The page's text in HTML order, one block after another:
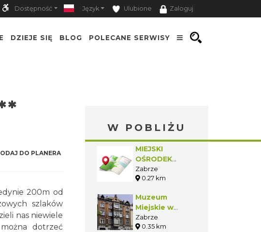
Dostępność Język Ulubione Zaloguj
DZIEJE SIĘ BLOG POLECANE SERWISY
DO PLANERA
200m od
szlaków
nas niewiele
dotrzeć
W POBLIŻU
MIEJSKI
OŚRODEK
KULTURY
"GUIDO"
Zabrze
0.27 km
Muzeum
Miejskie w
Zabrzu
Zabrze
0.35 km